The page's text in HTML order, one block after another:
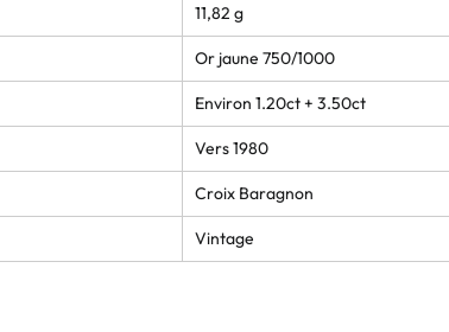
11,82 g
Or jaune 750/1000
Environ 1.20ct + 3.50ct
Vers 1980
Croix Baragnon
Vintage